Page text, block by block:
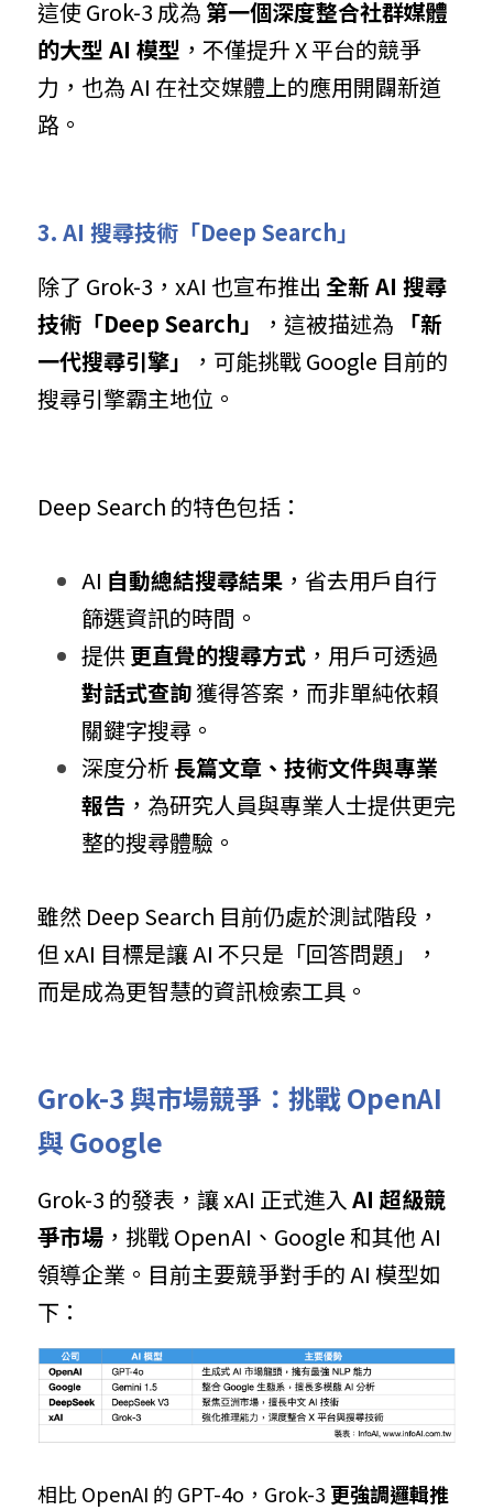
這使 Grok-3 成為 第一個深度整合社群媒體
的大型 AI 模型 ，不僅提升 X 平台的競爭
力，也為 AI 在社交媒體上的應用開闢新道
路。
3. AI 搜尋技術「Deep Search」
除了 Grok-3，xAI 也宣布推出 全新 AI 搜尋
技術「Deep Search」
，這被描述為 「新
一代搜尋引擎」
，可能挑戰 Google 目前的
搜尋引擎霸主地位。
Deep Search 的特色包括：
AI 自動總結搜尋結果 ，省去用戶自行
篩選資訊的時間。
提供 更直覺的搜尋方式
對話式查詢 獲得答案，而非單純依賴
關鍵字搜尋。
深度分析 長篇文章、技術文件與專業
報告 ，為研究人員與專業人士提供更完
整的搜尋體驗。
雖然 Deep Search 目前仍處於測試階段，
但 xAI 目標是讓 AI 不只是「回答問題」，
而是成為更智慧的資訊檢索工具。
Grok-3 與市場競爭：挑戰 OpenAI
與 Google
Grok-3 的發表，讓 xAI 正式進入 AI 超級競
爭市場 ，挑戰 OpenAI、Google 和其他 AI
領導企業。目前主要競爭對手的 AI 模型如
下：
相比 OpenAI 的 GPT-4o，Grok-3 更強調邏輯推